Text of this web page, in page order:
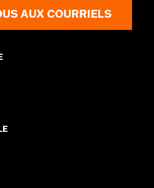
AUX COURRIELS